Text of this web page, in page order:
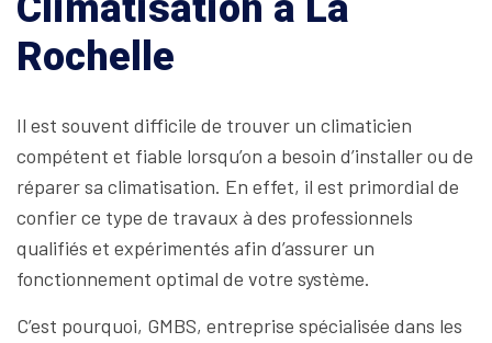
Rochelle
Il est souvent difficile de trouver un climaticien
compétent et fiable lorsqu’on a besoin d’installer ou de
réparer sa climatisation. En effet, il est primordial de
confier ce type de travaux à des professionnels
qualifiés et expérimentés afin d’assurer un
fonctionnement optimal de votre système.
C’est pourquoi, GMBS, entreprise spécialisée dans les